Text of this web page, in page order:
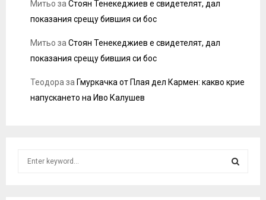
Митьо за Стоян Тенекеджиев е свидетелят, дал
показания срещу бившия си бос
Митьо за Стоян Тенекеджиев е свидетелят, дал
показания срещу бившия си бос
Теодора за Гмуркачка от Плая дел Кармен: какво крие
напускането на Иво Калушев